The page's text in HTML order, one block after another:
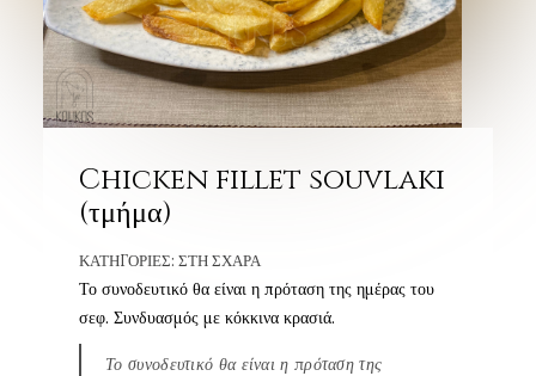
Chicken fillet souvlaki
(τμήμα)
ΚΑΤΗΓΟΡΊΕΣ:ΣΤΗ ΣΧΆΡΑ
Το συνοδευτικό θα είναι η πρόταση της ημέρας του
σεφ. Συνδυασμός μεκόκκινα κρασιά.
Το συνοδευτικό θα είναι η πρόταση της